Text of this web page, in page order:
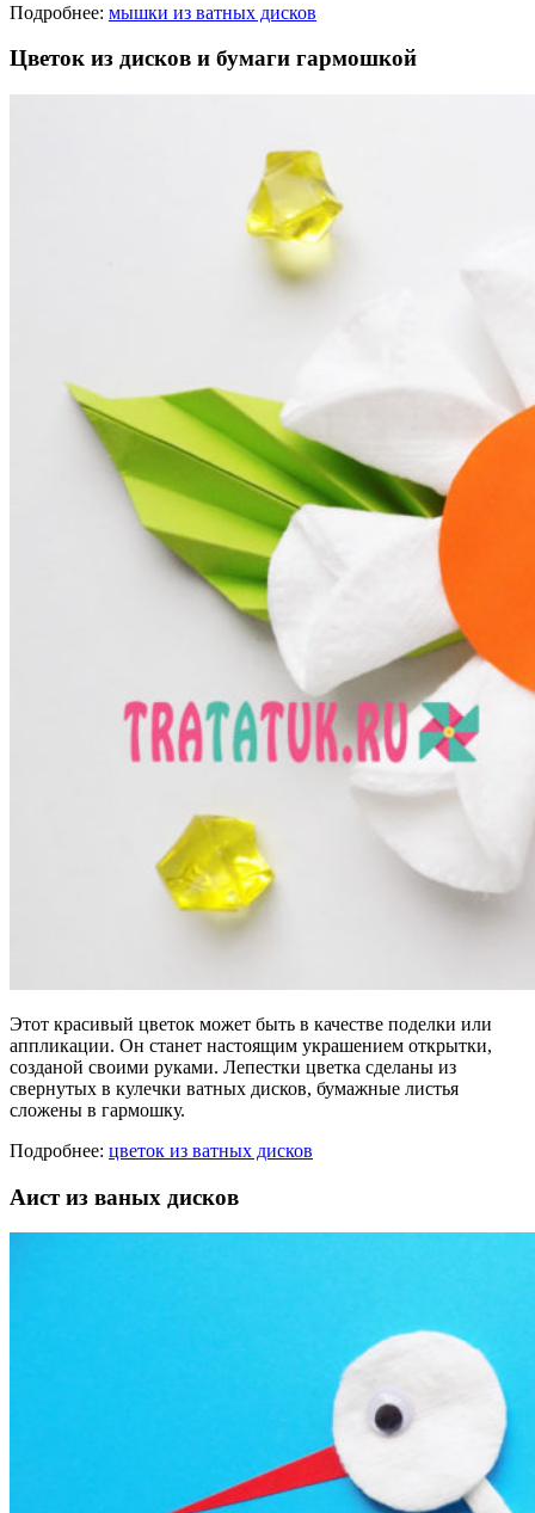
Подробнее: мышки из ватных дисков
Цветок из дисков и бумаги гармошкой
Этот красивый цветок может быть в качестве поделки или
аппликации. Он станет настоящим украшением открытки,
созданой своими руками. Лепестки цветка сделаны из
свернутых в кулечки ватных дисков, бумажные листья
сложены в гармошку.
Подробнее: цветок из ватных дисков
Аист из ваных дисков